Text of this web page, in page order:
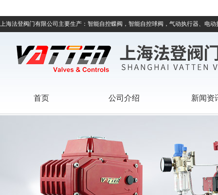
上海法登阀门有限公司主要生产：智能自控蝶阀，智能自控球阀，气动执行器、电
首页 公司介绍 新闻资